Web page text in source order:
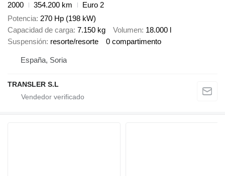
2000
354.200 km
Euro 2
Potencia 270 Hp (198 kW)
Capacidad de carga 7.150 kg Volumen 18.000 l
Suspensión resorte/resorte 0 compartimento
España, Soria
TRANSLER S.L